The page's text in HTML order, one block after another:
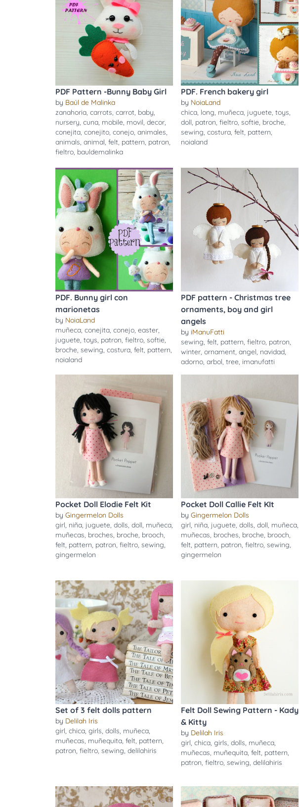
PDF Pattern -Bunny Baby Girl
by Baúl de Malinka
zanahoria, carrots, carrot, baby,
nursery, cuna, mobile, movil, decor,
conejita, conejito, conejo, animales,
animals, animal, felt, pattern, patron,
fieltro, bauldemalinka
PDF. French bakery girl
by NoiaLand
chica, long, muñeca, juguete,toys,
doll, patron,fieltro,softie, broche,
sewing,costura,felt, pattern,
noialand
PDF. Bunny girl con
marionetas
by NoiaLand
muñeca, conejita, conejo, easter,
juguete, toys, patron, fieltro, softie,
broche, sewing, costura, felt, pattern,
noialand
PDF pattern - Christmas tree
ornaments, boy and girl
angels
by iManuFatti
sewing,felt, pattern,fieltro, patron,
winter,ornament,angel, navidad,
adorno,arbol,tree, imanufatti
Pocket Doll Elodie Felt Kit
by Gingermelon Dolls
girl, niña, juguete, dolls, doll, muñeca,
muñecas, broches, broche, brooch,
felt, pattern, patron, fieltro, sewing,
gingermelon
Pocket Doll Callie Felt KIt
byGingermelon Dolls
girl, niña, juguete,dolls,doll, muñeca,
muñecas, broches, broche, brooch,
felt, pattern, patron,fieltro,sewing,
gingermelon
Set of 3 felt dolls pattern
by Delilah Iris
girl, chica, girls, dolls, muñeca,
muñecas, muñequita, felt, pattern,
patron, fieltro, sewing, delilahiris
Felt Doll Sewing Pattern - Kady
& Kitty
by Delilah Iris
girl,chica,girls,dolls, muñeca,
muñecas, muñequita,felt, pattern,
patron,fieltro,sewing,delilahiris